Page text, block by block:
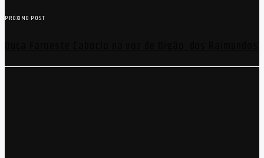
PRÓXIMO POST